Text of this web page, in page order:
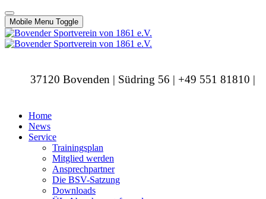
Mobile Menu Toggle
37120 Bovenden | Südring 56 | +49 551 81810 |
Home
News
Service
Trainingsplan
Mitglied werden
Ansprechpartner
Die BSV-Satzung
Downloads